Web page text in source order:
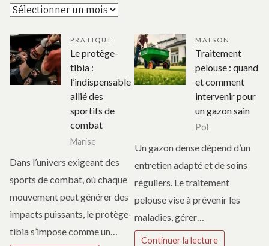
Archives
PRATIQUE
Le protège-
tibia :
l’indispensable
allié des
sportifs de
combat
Marise
Dans l’univers exigeant des
sports de combat, où chaque
mouvement peut générer des
impacts puissants, le protège-
tibia s’impose comme un…
MAISON
Traitement
pelouse : quand
et comment
intervenir pour
un gazon sain
Pol
Un gazon dense dépend d’un
entretien adapté et de soins
réguliers. Le traitement
pelouse vise à prévenir les
maladies, gérer…
Continuer la lecture